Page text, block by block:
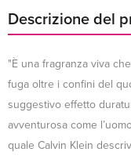
Descrizione del
"È una fragranza viva
fuga oltre i confini del
suggestivo effetto
avventurosa come
quale Calvin Klein